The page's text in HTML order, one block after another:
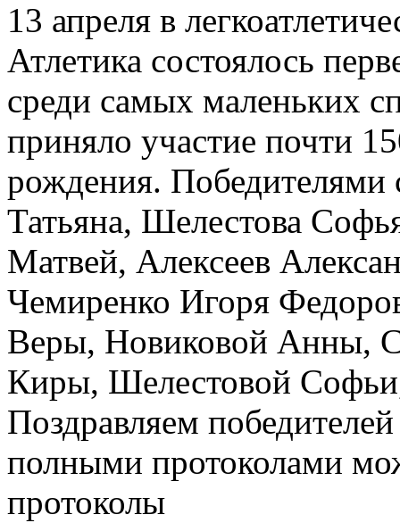
13 апреля в
Атлетика состоялось
среди самых маленьких
приняло участие почти
рождения. Победителями
Татьяна, Шелестова
Матвей, Алексеев
Чемиренко Игоря
Веры, Новиковой Анны,
Киры, Шелестовой
Поздравляем
полными протоколами
протоколы